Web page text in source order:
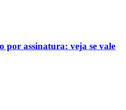
por assinatura: veja se vale